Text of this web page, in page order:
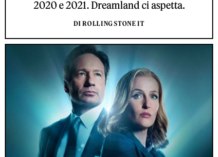
2020 e 2021. Dreamland ci aspetta.
DI ROLLING STONE IT